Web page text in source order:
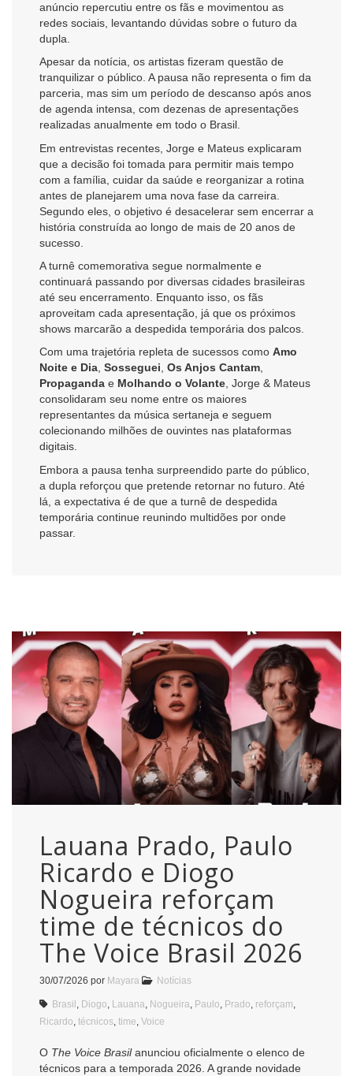
anúncio repercutiu entre os fãs e movimentou as
redes sociais, levantando dúvidas sobre o futuro da
dupla.
Apesar da notícia, os artistas fizeram questão de
tranquilizar o público. A pausa não representa o fim da
parceria, mas sim um período de descanso após anos
de agenda intensa, com dezenas de apresentações
realizadas anualmente em todo o Brasil.
Em entrevistas recentes, Jorge e Mateus explicaram
que a decisão foi tomada para permitir mais tempo
com a família, cuidar da saúde e reorganizar a rotina
antes de planejarem uma nova fase da carreira.
Segundo eles, o objetivo é desacelerar sem encerrar a
história construída ao longo de mais de 20 anos de
sucesso.
A turnê comemorativa segue normalmente e
continuará passando por diversas cidades brasileiras
até seu encerramento. Enquanto isso, os fãs
aproveitam cada apresentação, já que os próximos
shows marcarão a despedida temporária dos palcos.
Com uma trajetória repleta de sucessos como Amo
Noite e Dia, Sosseguei, Os Anjos Cantam,
Propaganda e Molhando o Volante, Jorge & Mateus
consolidaram seu nome entre os maiores
representantes da música sertaneja e seguem
colecionando milhões de ouvintes nas plataformas
digitais.
Embora a pausa tenha surpreendido parte do público,
a dupla reforçou que pretende retornar no futuro. Até
lá, a expectativa é de que a turnê de despedida
temporária continue reunindo multidões por onde
passar.
Lauana Prado, Paulo
Ricardo e Diogo
Nogueira reforçam
time de técnicos do
The Voice Brasil 2026
30/07/2026 por Mayara Notícias
Brasil Diogo Lauana Nogueira Paulo Prado reforçam
Ricardo técnicos time Voice
O The Voice Brasilanunciou oficialmente o elenco de
técnicos para a temporada 2026. A grande novidade